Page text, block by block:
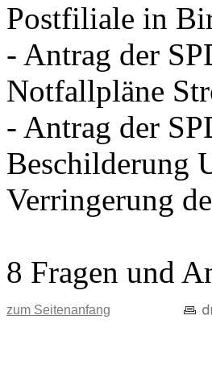
Postfiliale in
- Antrag der
Notfallpläne
- Antrag der
Beschilderung
Verringerung
8 Fragen und
zum Seitenanfang